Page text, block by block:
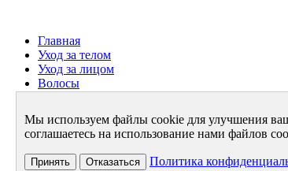
Главная
Уход за телом
Уход за лицом
Волосы
Диета
Стиль и имидж
Архив
Мы используем файлы cookie для улучшения
соглашаетесь на использование нами файлов
Принять Отказаться Политика